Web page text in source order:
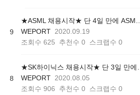
9
WEPORT 2020.09.19
조회수 625 추천수 0 스크랩수 0
8
WEPORT 2020.08.05
조회수 906 추천수 0 스크랩수 0